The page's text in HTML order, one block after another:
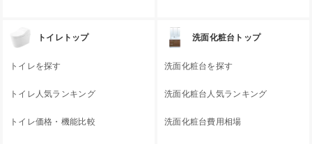
トイレトップ
トイレを探す
トイレ人気ランキング
トイレ価格・機能比較
洗面化粧台トップ
洗面化粧台を探す
洗面化粧台人気ランキング
洗面化粧台費用相場